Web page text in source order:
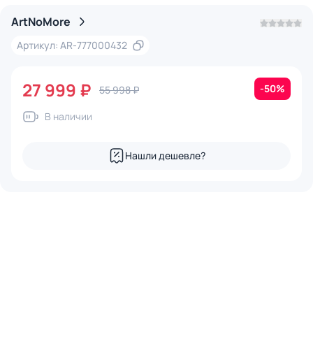
ArtNoMore
Артикул: AR-777000432
27 999 ₽ 55 998 ₽ -50%
В наличии
Нашли дешевле?